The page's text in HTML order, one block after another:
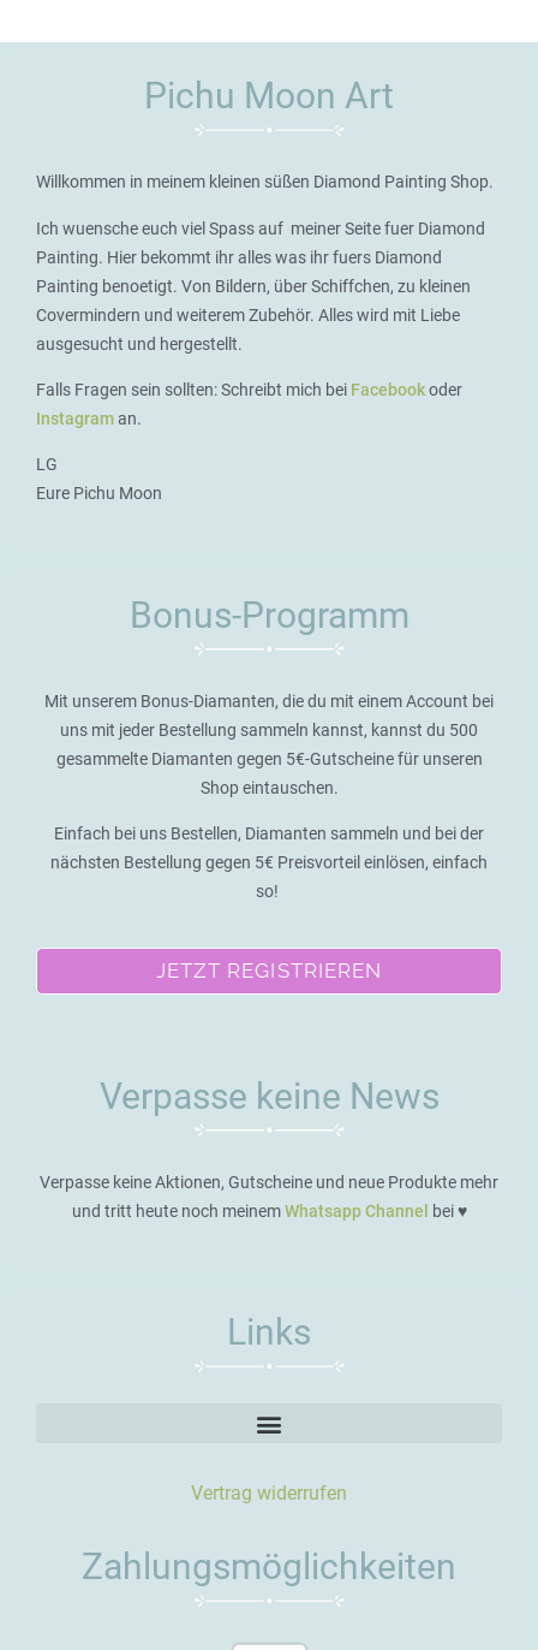
Pichu Moon Art
Willkommen in meinem kleinen süßen Diamond Painting Shop.
Ich wuensche euch viel Spass auf meiner Seite fuer Diamond
Painting. Hier bekommt ihr alles was ihr fuers Diamond
Painting benoetigt. Von Bildern, über Schiffchen, zu kleinen
Covermindern und weiterem Zubehör. Alles wird mit Liebe
ausgesucht und hergestellt.
Falls Fragen sein sollten: Schreibt mich bei Facebookoder
Instagraman.
LG
Eure Pichu Moon
Bonus-Programm
Mit unserem Bonus-Diamanten, die du mit einem Account bei
uns mit jeder Bestellung sammeln kannst, kannst du 500
gesammelte Diamanten gegen 5€-Gutscheine für unseren
Shop eintauschen.
Einfach bei uns Bestellen, Diamanten sammeln und bei der
nächsten Bestellung gegen 5€ Preisvorteil einlösen, einfach
so!
JETZT REGISTRIEREN
Verpasse keine News
Verpasse keine Aktionen, Gutscheine und neue Produkte mehr
und tritt heute noch meinemWhatsapp Channel bei ♥️
Links
Vertrag widerrufen
Zahlungsmöglichkeiten